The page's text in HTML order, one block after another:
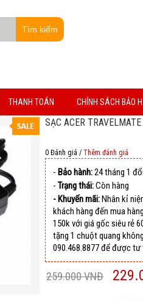
THANH TOÁN CHÍNH SÁCH BẢO
SẠC ACER
0 Đánh giá /Thêm đánh giá
- Bảo hành:24 tháng 1
-Trạng thái:Còn hàng
- Khuyến mãi:Nhân kỉ
khách hàng đến mua
150k với giá gốc siêu rẻ
tặng 1 chuột quang
090.468.8877 để được tư
259.000 VNĐ